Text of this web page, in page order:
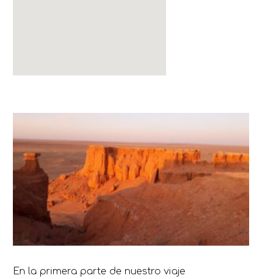
En la primera parte de nuestro viaje